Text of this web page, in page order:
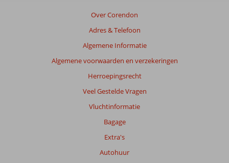
Over Corendon
Adres & Telefoon
Algemene Informatie
Algemene voorwaarden en verzekeringen
Herroepingsrecht
Veel Gestelde Vragen
Vluchtinformatie
Bagage
Extra's
Autohuur